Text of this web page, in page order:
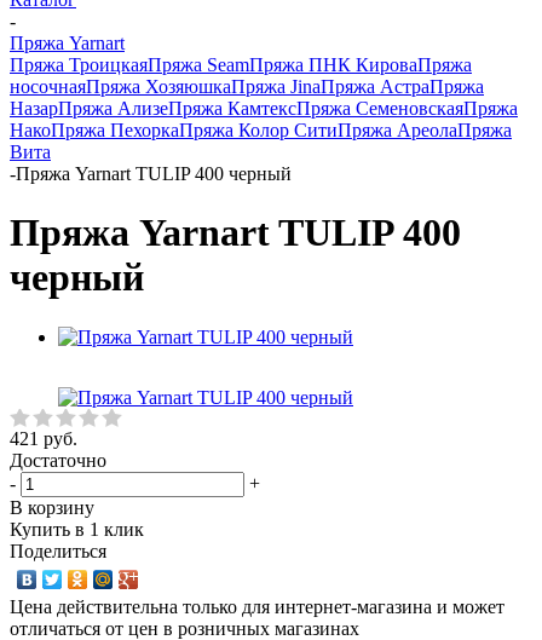
-
Пряжа Yarnart
Пряжа ТроицкаяПряжа SeamПряжа ПНК КироваПряжа
носочнаяПряжа ХозяюшкаПряжа JinaПряжа АстраПряжа
НазарПряжа АлизеПряжа КамтексПряжа СеменовскаяПряжа
НакоПряжа ПехоркаПряжа Колор СитиПряжа АреолаПряжа
Вита
-Пряжа Yarnart TULIP 400 черный
Пряжа Yarnart TULIP 400
черный
421 руб.
Достаточно
-
+
В корзину
Купить в 1 клик
Поделиться
Цена действительна только для интернет-магазина и может
отличаться от цен в розничных магазинах